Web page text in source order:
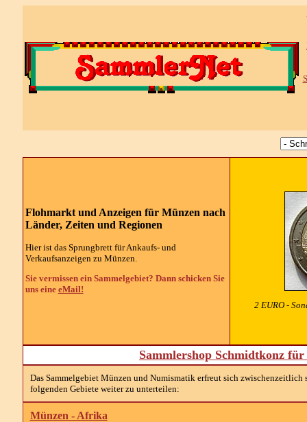
Flohmarkt und Anzeigen für Münzen nach
Länder, Zeiten und Regionen
Hier ist das Sprungbrett für Ankaufs- und
Verkaufsanzeigen zu Münzen.
Sie vermissen ein Sammelgebiet? Dann schicken Sie
uns eine eMail!
2 EURO -
Sammlershop Schmidtkonz
Das Sammelgebiet Münzen und Numismatik erfreut sich zwischenzeitlich
folgenden Gebiete weiter zu unterteilen:
Münzen - Afrika